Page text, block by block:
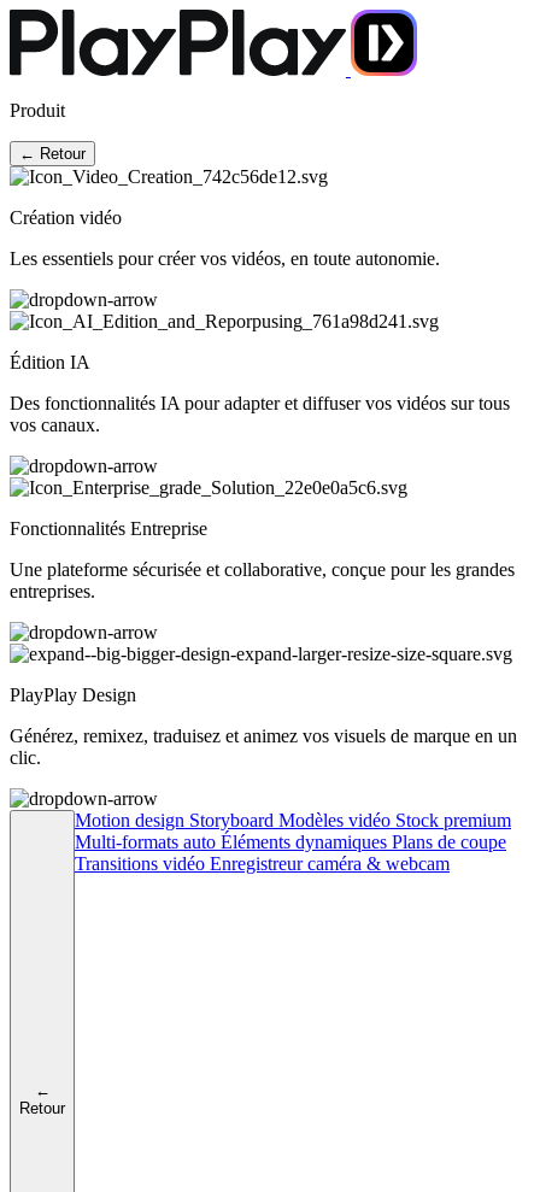
Produit
← Retour
Création vidéo
Les essentiels pour créer vos vidéos, en toute autonomie.
Édition IA
Des fonctionnalités IA pour adapter et diffuser vos vidéos sur tous
vos canaux.
Fonctionnalités Entreprise
Une plateforme sécurisée et collaborative, conçue pour les grandes
entreprises.
PlayPlay Design
Générez, remixez, traduisez et animez vos visuels de marque en un
clic.
←
Retour
Motion design Storyboard Modèles vidéo Stock premium
Multi-formats auto Éléments dynamiques Plans de coupe
Transitions vidéo Enregistreur caméra & webcam